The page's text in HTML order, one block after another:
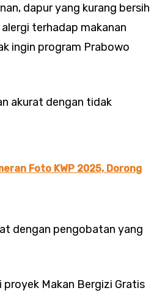
dapur yang kurang bersih
terhadap makanan
ingin program Prabowo
akurat dengan tidak
Foto KWP 2025, Dorong
dengan pengobatan yang
Makan Bergizi Gratis